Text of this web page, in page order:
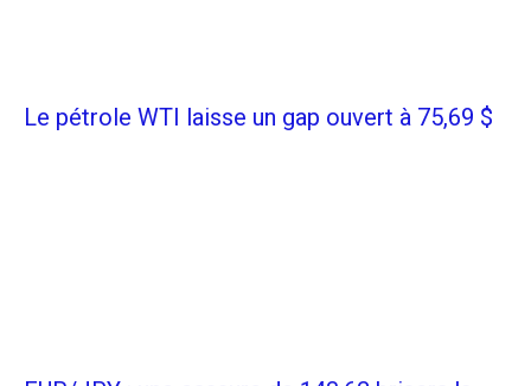
Le pétrole WTI laisse un gap ouvert à 75,69 $